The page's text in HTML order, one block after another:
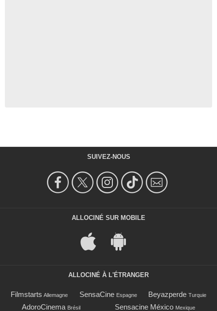
SUIVEZ-NOUS
ALLOCINÉ SUR MOBILE
ALLOCINÉ À L'ÉTRANGER
Filmstarts Allemagne SensaCine Espagne Beyazperde Turquie
AdoroCinema Brésil Sensacine México Mexique